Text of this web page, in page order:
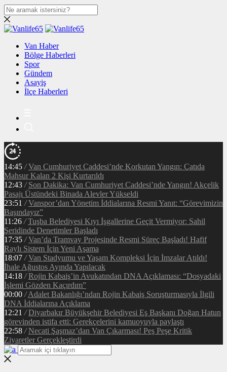
Van Haber
Bölge Haberleri
Spor
Gündem
Asayiş
İlçe Haberleri
14:45 / Van Cumhuriyet Caddesi’nde Korkutan Yangın: Çatıda
Mahsur Kalan 2 Kişi Kurtarıldı
12:43 / Son Dakika: Van Cumhuriyet Caddesi’nde Yangın! Akçelik
Pasajı Üstündeki Binada Alevler Yükseldi
23:51 / Vanspor’dan Yönetim İddialarına Resmi Yanıt: “Görevimizin
Başındayız”
11:26 / Tuşba Belediyesi Kıyı İşgallerine Geçit Vermiyor: Sahil
Şeridinde Denetimler Başladı
17:35 / Van’da Tramvay Projesinde Resmi Süreç Başladı! Hafif
Raylı Sistem İçin Yeni Aşama
18:07 / Van Stadyumu ve Yaşam Kompleksi İçin İmzalar Atıldı!
İhale Ağustos Ayında Yapılacak
14:18 / Rojin Kabaiş’in Avukatından DNA Açıklaması: “Dosyadaki
İşlemi Gözden Kaçırdım”
00:00 / Adalet Bakanlığı’ndan Rojin Kabaiş Soruşturmasıyla İlgili
DNA İddialarına Açıklama
12:21 / Diyarbakır Büyükşehir Belediyesi Eş Başkanı Doğan Hatun
görevinden istifa etti: Gerekçelerini kamuoyuyla paylaştı
22:58 / Necati Şaşmaz’dan Van Çıkarması! Peş Peşe Kritik
Ziyaretler Gerçekleştirdi